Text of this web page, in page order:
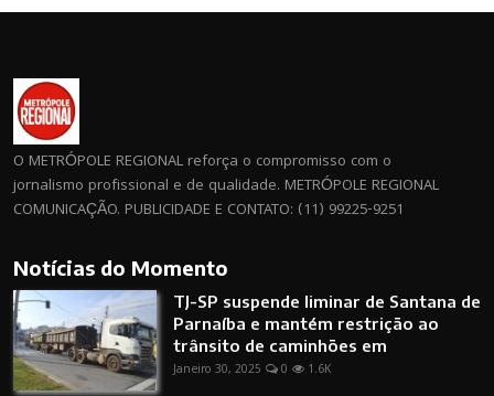
O METRÓPOLE REGIONAL reforça o compromisso com o
jornalismo profissional e de qualidade. METRÓPOLE REGIONAL
COMUNICAÇÃO. PUBLICIDADE E CONTATO: (11) 99225-9251
Notícias do Momento
TJ-SP suspende liminar de Santana de
Parnaíba e mantém restrição ao
trânsito de caminhões em
Janeiro 30, 2025
0 1.6K